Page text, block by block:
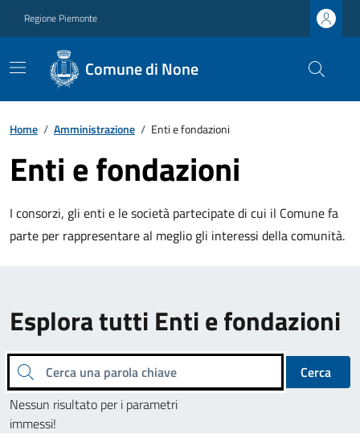
Regione Piemonte
Comune di None
Home / Amministrazione / Enti e fondazioni
Enti e fondazioni
I consorzi, gli enti e le società partecipate di cui il Comune fa
parte per rappresentare al meglio gli interessi della comunità.
Esplora tutti Enti e fondazioni
Cerca una parola chiave
Cerca
Nessun risultato per i parametri
immessi!